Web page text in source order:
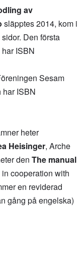
av
släpptes 2014, kom i
Den första
ISBN
Sesam
har ISBN
heter
Heisinger, Arche
den The manual
in cooperation with
en reviderad
gång på engelska)